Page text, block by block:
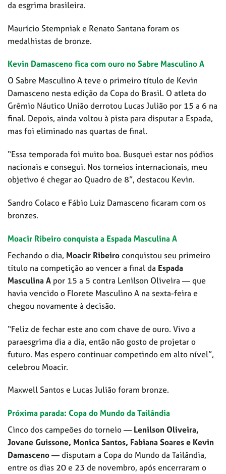
da esgrima brasileira.
Maurício Stempniak e Renato Santana foram os
medalhistas de bronze.
Kevin Damasceno fica com ouro no Sabre Masculino A
O Sabre Masculino A teve o primeiro título de Kevin
Damasceno nesta edição da Copa do Brasil. O atleta do
Grêmio Náutico União derrotou Lucas Julião por 15 a 6 na
final. Depois, ainda voltou à pista para disputar a Espada,
mas foi eliminado nas quartas de final.
“Essa temporada foi muito boa. Busquei estar nos pódios
nacionais e consegui. Nos torneios internacionais, meu
objetivo é chegar ao Quadro de 8”, destacou Kevin.
Sandro Colaco e Fábio Luiz Damasceno ficaram com os
bronzes.
Moacir Ribeiro conquista a Espada Masculina A
Fechando o dia, Moacir Ribeiroconquistou seu primeiro
título na competição ao vencer a final da Espada
Masculina A por 15 a 5 contra Lenilson Oliveira — que
havia vencido o Florete Masculino A na sexta-feira e
chegou novamente à decisão.
“Feliz de fechar este ano com chave de ouro. Vivo a
paraesgrima dia a dia, então não gosto de projetar o
futuro. Mas espero continuar competindo em alto nível”,
celebrou Moacir.
Maxwell Santos e Lucas Julião foram bronze.
Próxima parada: Copa do Mundo da Tailândia
Cinco dos campeões do torneio — Lenilson Oliveira,
Jovane Guissone, Monica Santos, Fabiana Soares e Kevin
Damasceno— disputam a Copa do Mundo da Tailândia,
entre os dias 20 e 23 de novembro, após encerraram o